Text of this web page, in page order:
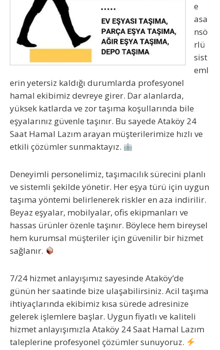
e
asa
nsö
rlü
sist
eml
erin yetersiz kaldığı durumlarda profesyonel
hamal ekibimiz devreye girer. Dar alanlarda,
yüksek katlarda ve zor taşıma koşullarında bile
eşyalarınız güvenle taşınır. Bu sayede Ataköy 24
Saat Hamal Lazım arayan müşterilerimize hızlı ve
etkili çözümler sunmaktayız.
Deneyimli personelimiz, taşımacılık sürecini planlı
ve sistemli şekilde yönetir. Her eşya türü için uygun
taşıma yöntemi belirlenerek riskler en aza indirilir.
Beyaz eşyalar, mobilyalar, ofis ekipmanları ve
hassas ürünler özenle taşınır. Böylece hem bireysel
hem kurumsal müşteriler için güvenilir bir hizmet
sağlanır.
7/24 hizmet anlayışımız sayesinde Ataköy’de
günün her saatinde bize ulaşabilirsiniz. Acil taşıma
ihtiyaçlarında ekibimiz kısa sürede adresinize
gelerek işlemlere başlar. Uygun fiyatlı ve kaliteli
hizmet anlayışımızla Ataköy 24 Saat Hamal Lazım
taleplerine profesyonel çözümler sunuyoruz.